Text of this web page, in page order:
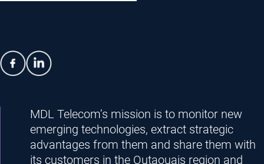
MDL Telecom’s mission is to monitor new
emerging technologies, extract strategic
advantages from them and share them with
its customers in the Outaouais region and